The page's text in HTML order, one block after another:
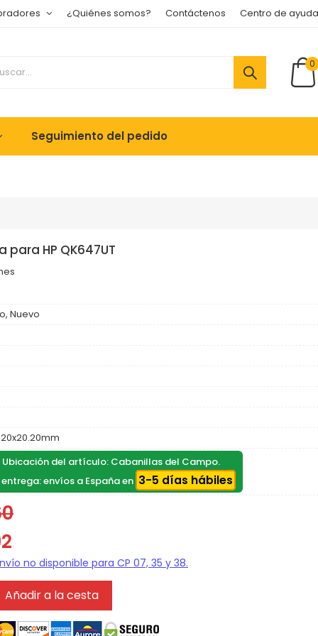
¿Quiénes somos? Contáctenos Centro de ayuda
0
Seguimiento del pedido
HP QK647UT
Nuevo
Ubicación del artículo: Cabanillas del Campo.
envíos a España en 3-5 días hábiles
Añadir a la cesta